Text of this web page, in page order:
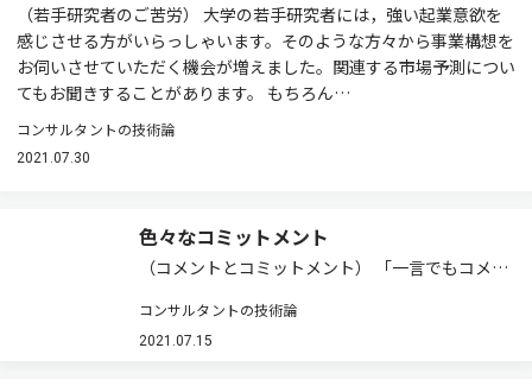
（若手研究者のご苦労） 大学の若手研究者には，強い起業意欲を
感じさせる方がいらっしゃいます。そのような方々から事業構想を
お伺いさせていただく機会が増えました。関連する市場予測につい
てもお聞きすることがあります。 もちろん…
コンサルタントの技術論
2021.07.30
色々なコミットメント
（コメントとコミットメント） 「一言でもコメン
わったことがあります。語呂が良かったためか今
でも覚えています。二つの言葉は十分に日本語化
コンサルタントの技術論
2021.07.15